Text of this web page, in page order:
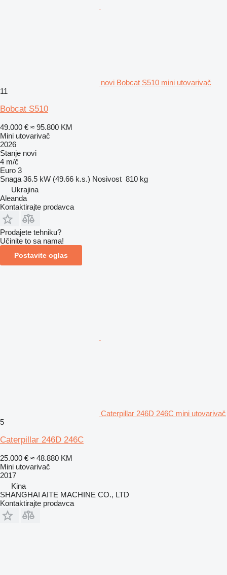
novi Bobcat S510 mini utovarivač
11
Bobcat S510
49.000 € ≈ 95.800 KM
Mini utovarivač
2026
Stanje novi
4 m/č
Euro 3
Snaga 36.5 kW (49.66 k.s.) Nosivost 810 kg
Ukrajina
Aleanda
Kontaktirajte prodavca
Prodajete tehniku?
Učinite to sa nama!
Postavite oglas
Caterpillar 246D 246C mini utovarivač
5
Caterpillar 246D 246C
25.000 € ≈ 48.880 KM
Mini utovarivač
2017
Kina
SHANGHAI AITE MACHINE CO., LTD
Kontaktirajte prodavca